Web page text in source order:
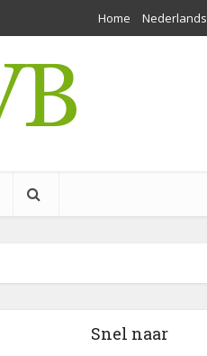
Home Nederlands
Snel naar